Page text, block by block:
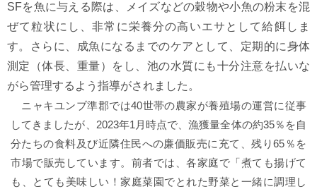
SFを魚に与える際は、メイズなどの穀物や小魚の粉末を混
ぜて粒状にし、非常に栄養分の高いエサとして給餌しま
す。さらに、成魚になるまでのケアとして、定期的に身体
測定（体長、重量）をし、池の水質にも十分注意を払いな
がら管理するよう指導がされました。
ニャキユンブ準郡では40世帯の農家が養殖場の運営に従事
してきましたが、2023年1月時点で、漁獲量全体の約35％を自
分たちの食料及び近隣住民への廉価販売に充て、残り65％を
市場で販売しています。前者では、各家庭で「煮ても揚げて
も、とても美味しい！家庭菜園でとれた野菜と一緒に調理し